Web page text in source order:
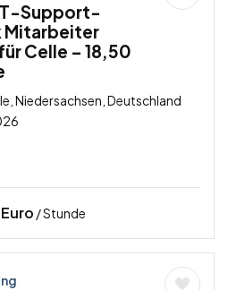
Support-
Mitarbeiter
Celle – 18,50
Niedersachsen, Deutschland
Euro / Stunde